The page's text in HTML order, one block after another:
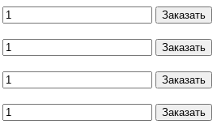
Заказать
Заказать
Заказать
Заказать